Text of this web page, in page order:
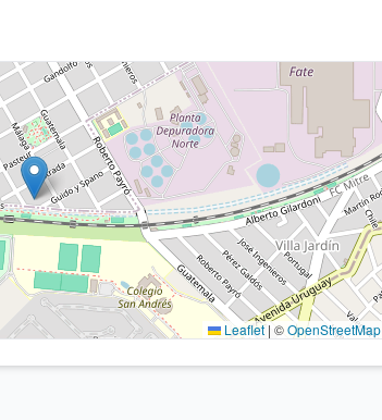
Leaflet | ©OpenStreetMap